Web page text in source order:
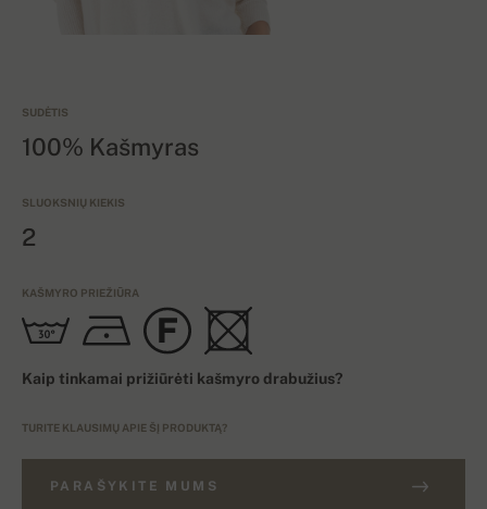
SUDĖTIS
100% Kašmyras
SLUOKSNIŲ KIEKIS
2
KAŠMYRO PRIEŽIŪRA
Kaip tinkamai prižiūrėti kašmyro drabužius?
TURITE KLAUSIMŲ APIE ŠĮ PRODUKTĄ?
PARAŠYKITE MUMS